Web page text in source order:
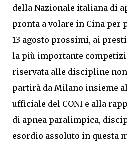
della Nazionale italiana di
pronta a volare in Cina per
13 agosto prossimi, ai
la più importante
riservata alle discipline
partirà da Milano insieme
ufficiale del CONI e alla
di apnea paralimpica,
esordio assoluto in questa